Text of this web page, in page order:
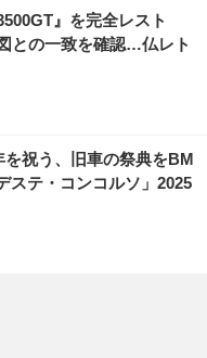
』を完全レスト
との一致を確認…仏レト
を祝う、旧車の祭典をBM
ステ・コンコルソ」2025